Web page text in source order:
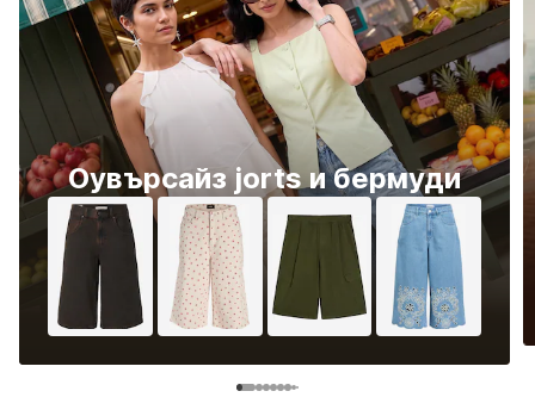
Оувърсайз jorts и бермуди